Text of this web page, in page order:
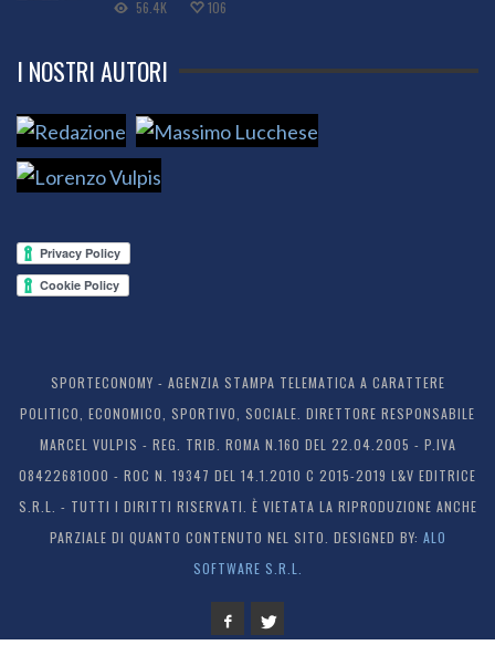
56.4K 106
I NOSTRI AUTORI
SPORTECONOMY - AGENZIA STAMPA TELEMATICA A CARATTERE
POLITICO, ECONOMICO, SPORTIVO, SOCIALE. DIRETTORE RESPONSABILE
MARCEL VULPIS - REG. TRIB. ROMA N.160 DEL 22.04.2005 - P.IVA
08422681000 - ROC N. 19347 DEL 14.1.2010 C 2015-2019 L&V EDITRICE
S.R.L. - TUTTI I DIRITTI RISERVATI. È VIETATA LA RIPRODUZIONE ANCHE
PARZIALE DI QUANTO CONTENUTO NEL SITO. DESIGNED BY: ALO
SOFTWARE S.R.L.